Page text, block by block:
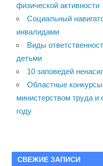
физической активности
Социальный
инвалидами
Виды
детьми
10 заповедей
Областные
министерством труда
году
СВЕЖИЕ ЗАПИСИ